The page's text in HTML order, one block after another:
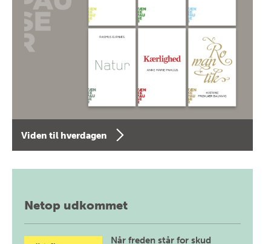
Viden til hverdagen
Netop udkommet
Når freden står for skud